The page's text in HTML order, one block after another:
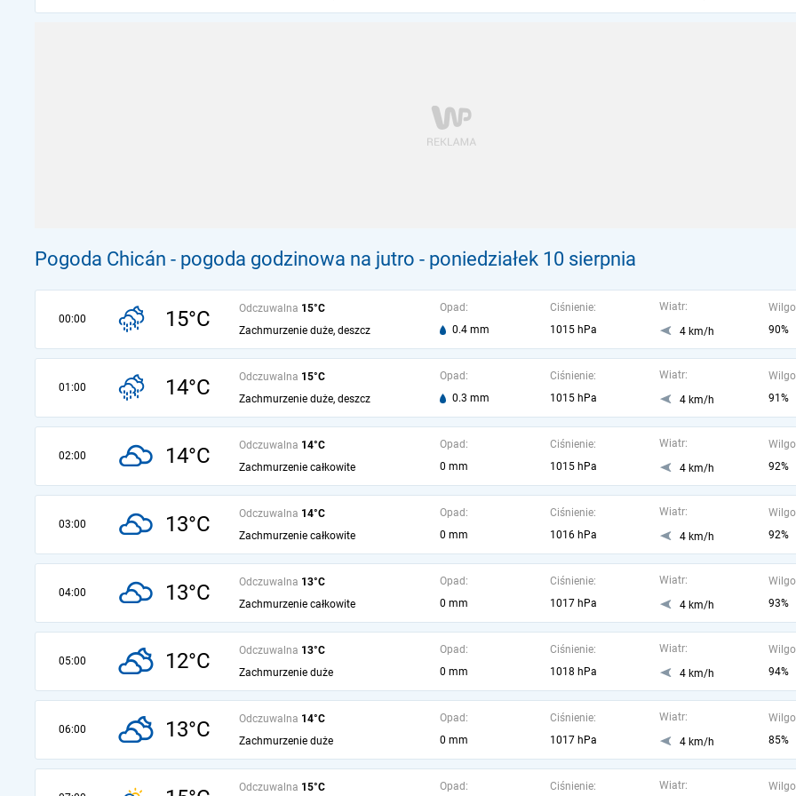
Pogoda Chicán - pogoda godzinowa na jutro - poniedziałek 10 sierpnia
00:00 15°C Odczuwalna 15°C
Zachmurzenie duże, deszcz
Opad:
0.4 mm
Ciśnienie:
1015 hPa
Wiatr:
4 km/h
90%
01:00 14°C Odczuwalna 15°C
Zachmurzenie duże, deszcz
Opad:
0.3 mm
Ciśnienie:
1015 hPa
Wiatr:
4 km/h
91%
02:00 14°C Odczuwalna 14°C
Zachmurzenie całkowite
Opad:
0 mm
Ciśnienie:
1015 hPa
Wiatr:
4 km/h
92%
03:00 13°C Odczuwalna 14°C
Zachmurzenie całkowite
Opad:
0 mm
Ciśnienie:
1016 hPa
Wiatr:
4 km/h
92%
04:00 13°C Odczuwalna 13°C
Zachmurzenie całkowite
Opad:
0 mm
Ciśnienie:
1017 hPa
Wiatr:
4 km/h
93%
05:00 12°C Odczuwalna 13°C
Zachmurzenie duże
Opad:
0 mm
Ciśnienie:
1018 hPa
Wiatr:
4 km/h
94%
06:00 13°C Odczuwalna 14°C
Zachmurzenie duże
Opad:
0 mm
Ciśnienie:
1017 hPa
Wiatr:
4 km/h
85%
Odczuwalna 15°C Opad: Ciśnienie: Wiatr: